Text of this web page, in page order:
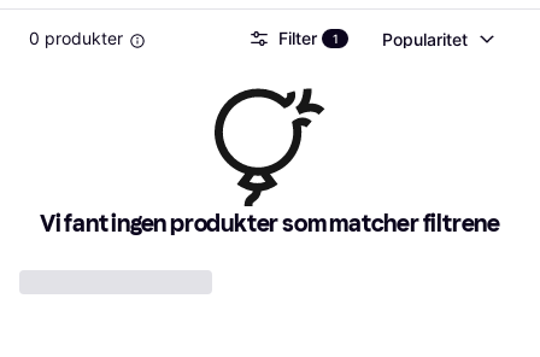
0 produkter Filter 1 Popularitet
Vi fant ingen produkter som matcher filtrene